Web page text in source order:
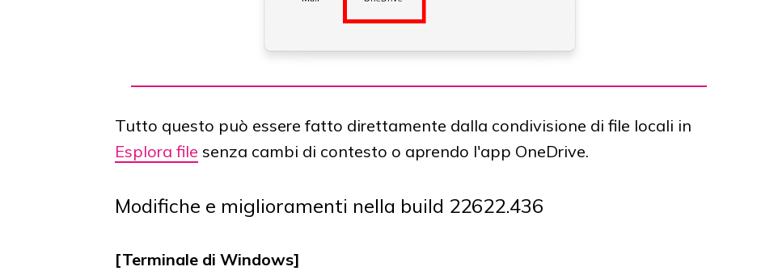
Tutto questo può essere fatto direttamente dalla condivisione di file locali in
Esplora file senza cambi di contesto o aprendo l'app OneDrive.
Modifiche e miglioramenti nella build 22622.436
[Terminale di Windows]